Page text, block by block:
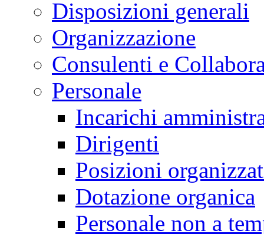
Disposizioni generali
Organizzazione
Consulenti e
Personale
Incarichi
Dirigenti
Posizioni
Dotazione organica
Personale non a